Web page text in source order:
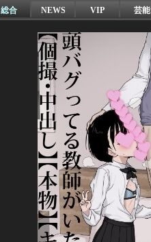
総合 NEWS VIP 芸能